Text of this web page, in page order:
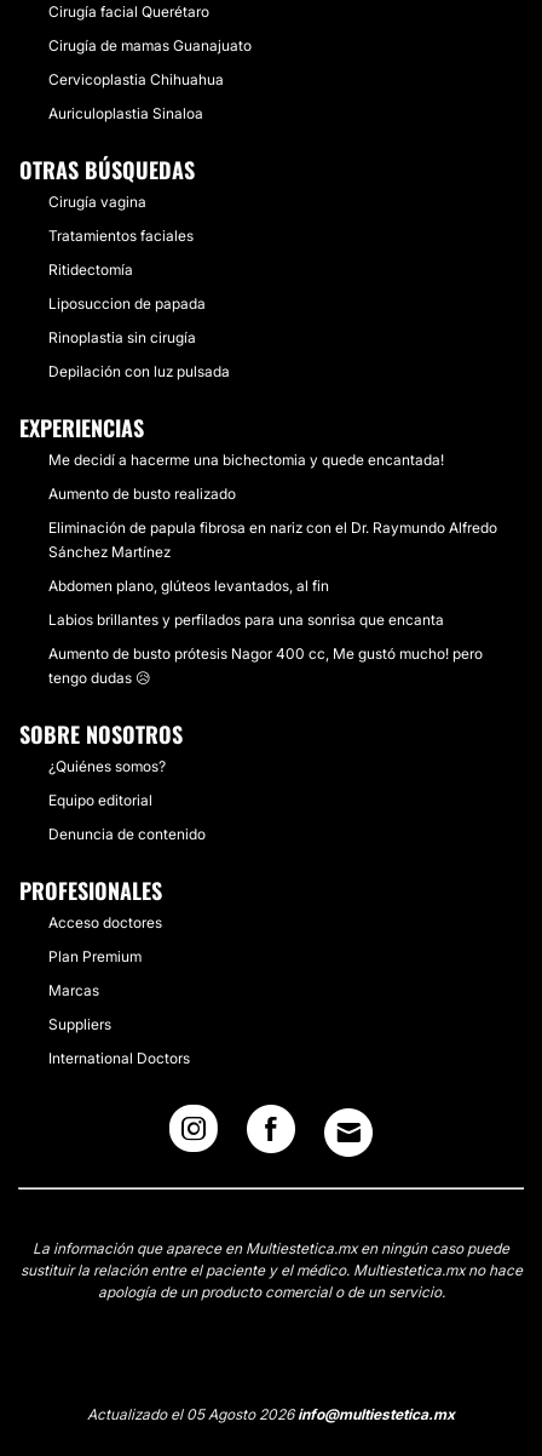
Cirugía facial Querétaro
Cirugía de mamas Guanajuato
Cervicoplastia Chihuahua
Auriculoplastia Sinaloa
OTRAS BÚSQUEDAS
Cirugía vagina
Tratamientos faciales
Ritidectomía
Liposuccion de papada
Rinoplastia sin cirugía
Depilación con luz pulsada
EXPERIENCIAS
Me decidí a hacerme una bichectomia y quede encantada!
Aumento de busto realizado
Eliminación de papula fibrosa en nariz con el Dr. Raymundo Alfredo
Sánchez Martínez
Abdomen plano, glúteos levantados, al fin
Labios brillantes y perfilados para una sonrisa que encanta
Aumento de busto prótesis Nagor 400 cc, Me gustó mucho! pero
tengo dudas 😥
SOBRE NOSOTROS
¿Quiénes somos?
Equipo editorial
Denuncia de contenido
PROFESIONALES
Acceso doctores
Plan Premium
Marcas
Suppliers
International Doctors
La información que aparece en Multiestetica.mx en ningún caso puede
sustituir la relación entre el paciente y el médico. Multiestetica.mx no hace
apología de un producto comercial o de un servicio.
Actualizado el 05 Agosto 2026info@multiestetica.mx